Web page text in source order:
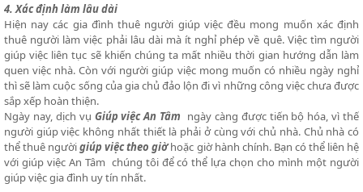
4. Xác định làm lâu dài
Hiện nay các gia đình thuê người giúp việc đều mong muốn xác định
thuê người làm việc phải lâu dài mà ít nghỉ phép về quê. Việc tìm người
giúp việc liên tục sẽ khiến chúng ta mất nhiều thời gian hướng dẫn làm
quen việc nhà. Còn với người giúp việc mong muốn có nhiều ngày nghỉ
thì sẽ làm cuộc sống của gia chủ đảo lộn đi vì những công việc chưa được
sắp xếp hoàn thiện.
Ngày nay, dịch vụ Giúp việc An Tâm ngày càng được tiến bộ hóa, vì thế
người giúp việc không nhất thiết là phải ở cùng với chủ nhà. Chủ nhà có
thể thuê ngườigiúp việc theo giờhoặc giờ hành chính. Bạn có thể liên hệ
với giúp việc An Tâm chúng tôi để có thể lựa chọn cho mình một người
giúp việc gia đình uy tín nhất.